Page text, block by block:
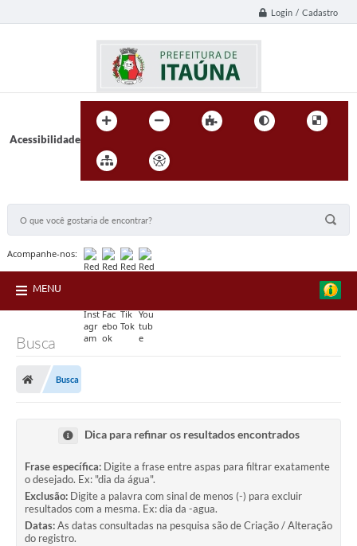
Login / Cadastro
Acessibilidade
Acompanhe-nos:
MENU
Busca
Busca
Dica para refinar os resultados encontrados
Frase específica: Digite a frase entre aspas para filtrar exatamente
o desejado. Ex: "dia da água".
Exclusão: Digite a palavra com sinal de menos (-) para excluir
resultados com a mesma. Ex: dia da -agua.
Datas:As datas consultadas na pesquisa são de Criação / Alteração
do registro.